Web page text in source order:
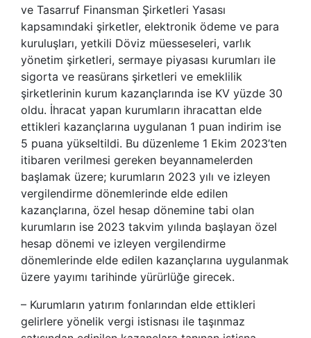
ve Tasarruf Finansman Şirketleri Yasası
kapsamındaki şirketler, elektronik ödeme ve para
kuruluşları, yetkili Döviz müesseseleri, varlık
yönetim şirketleri, sermaye piyasası kurumları ile
sigorta ve reasürans şirketleri ve emeklilik
şirketlerinin kurum kazançlarında ise KV yüzde 30
oldu. İhracat yapan kurumların ihracattan elde
ettikleri kazançlarına uygulanan 1 puan indirim ise
5 puana yükseltildi. Bu düzenleme 1 Ekim 2023’ten
itibaren verilmesi gereken beyannamelerden
başlamak üzere; kurumların 2023 yılı ve izleyen
vergilendirme dönemlerinde elde edilen
kazançlarına, özel hesap dönemine tabi olan
kurumların ise 2023 takvim yılında başlayan özel
hesap dönemi ve izleyen vergilendirme
dönemlerinde elde edilen kazançlarına uygulanmak
üzere yayımı tarihinde yürürlüğe girecek.
– Kurumların yatırım fonlarından elde ettikleri
gelirlere yönelik vergi istisnası ile taşınmaz